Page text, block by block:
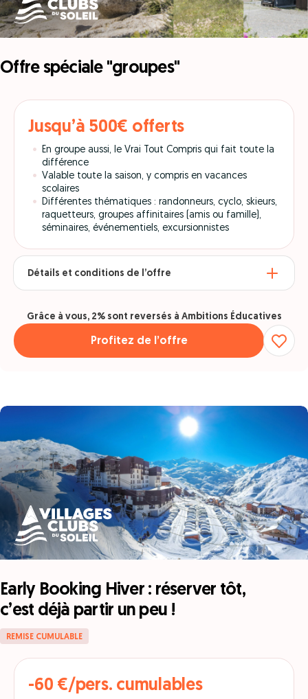
Offre spéciale "groupes"
Jusqu’à 500€ offerts
En groupe aussi, le Vrai Tout Compris qui fait toute la
différence
Valable toute la saison, y compris en vacances
scolaires
Différentes thématiques : randonneurs, cyclo, skieurs,
raquetteurs, groupes affinitaires (amis ou famille),
séminaires, événementiels, excursionnistes
Détails et conditions de l’offre
Profitez de l’offre
Grâce à vous, 2% sont reversés à Ambitions Éducatives
Early Booking Hiver : réserver tôt,
c’est déjà partir un peu !
REMISE CUMULABLE
-60 €/pers. cumulables